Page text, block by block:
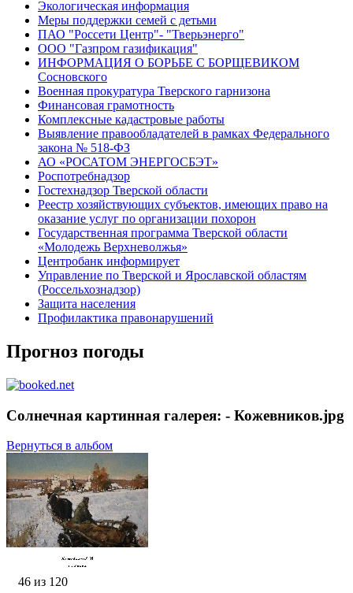
Экологическая информация
Меры поддержки семей с детьми
ПАО "Россети Центр"- "Тверьэнерго"
ООО "Газпром газификация"
ИНФОРМАЦИЯ О БОРЬБЕ С БОРЩЕВИКОМ
Сосновского
Военная прокуратура Тверского гарнизона
Финансовая грамотность
Комплексные кадастровые работы
Выявление правообладателей в рамках Федерального
закона № 518-ФЗ
АО «РОСАТОМ ЭНЕРГОСБЭТ»
Роспотребнадзор
Гостехнадзор Тверской области
Реестр хозяйствующих субъектов, имеющих право на
оказание услуг по организации похорон
Государственная программа Тверской области
«Молодежь Верхневолжья»
Центробанк информирует
Управление по Тверской и Ярославской областям
(Россельхознадзор)
Защита населения
Профилактика правонарушений
Прогноз погоды
Солнечная картинная галерея: - Кожевников.jpg
Вернуться в альбом
46 из 120